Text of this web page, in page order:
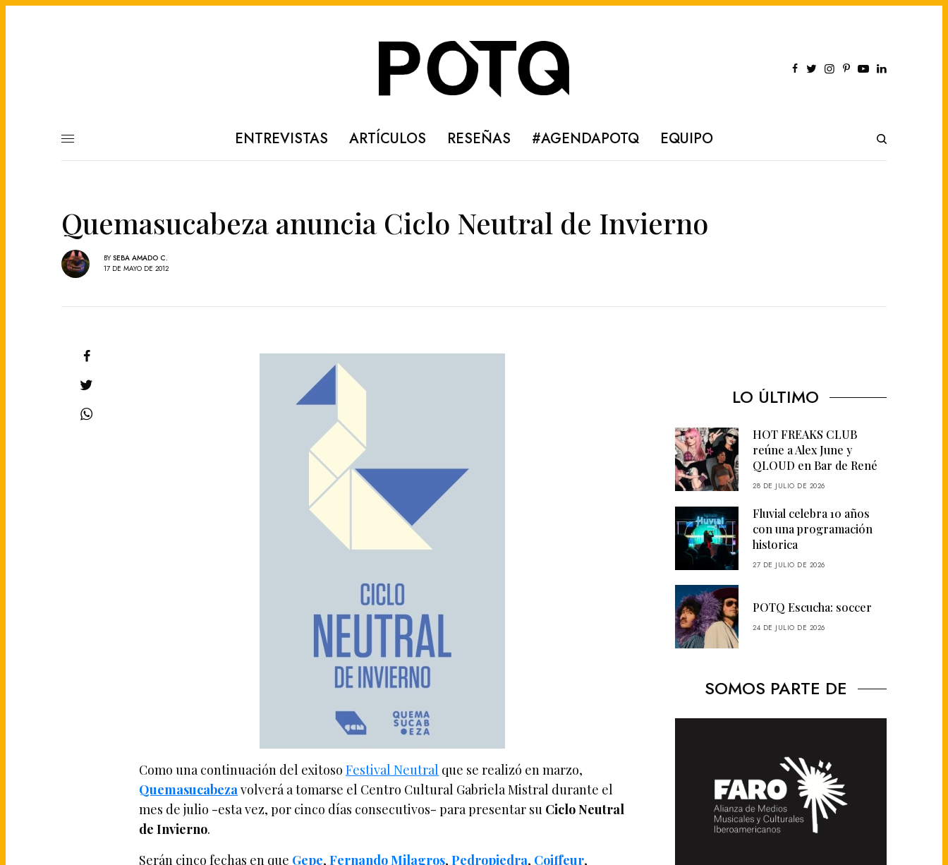
ENTREVISTAS ARTÍCULOS RESEÑAS #AGENDAPOTQ EQUIPO
Quemasucabeza anuncia Ciclo Neutral de Invierno
BY SEBA AMADO C.
17 DE MAYO DE 2012
Como una continuación del exitosoFestival Neutral que se realizó en marzo,
Quemasucabezavolverá a tomarse el Centro Cultural Gabriela Mistral durante el
mes de julio -esta vez, por cinco días consecutivos- para presentar su Ciclo Neutral
de Invierno.
Serán cinco fechas en que Gepe,Fernando Milagros,Pedropiedra, Coiffeur,
LO ÚLTIMO
HOT FREAKS CLUB
reúne a Alex June y
QLOUD en Bar de René
28 DE JULIO DE 2026
Fluvial celebra 10 años
con una programación
historica
27 DE JULIO DE 2026
POTQ Escucha: soccer
24 DE JULIO DE 2026
SOMOS PARTE DE